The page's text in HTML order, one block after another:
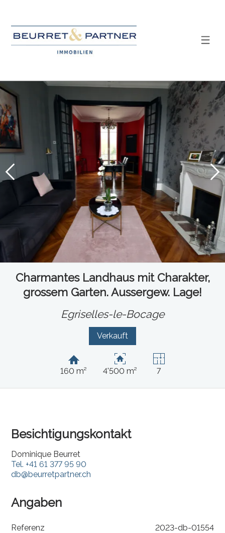
Charmantes Landhaus mit Charakter,
grossem Garten. Aussergew. Lage!
Egriselles-le-Bocage
Verkauft
160 m² 4'500 m² 7
Besichtigungskontakt
Dominique Beurret
Tel.+41 61 377 95 90
db@beurretpartner.ch
Angaben
Referenz 2023-db-01554